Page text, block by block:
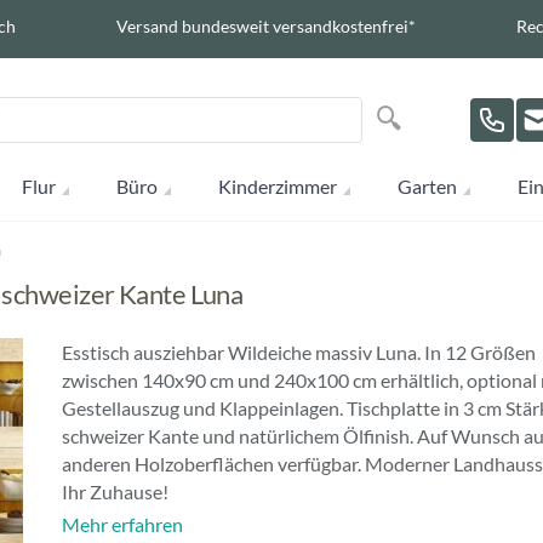
Versand bundesweit versandkostenfrei*
Suche
Suche
Flur Büro Kinderzimmer Garten
Kante Luna
Esstisch ausziehbar Wildeiche massiv Luna. In 12 Größen
zwischen 140x90 cm und 240x100 cm erhältlich, optional
Gestellauszug und Klappeinlagen. Tischplatte in 3 cm
schweizer Kante und natürlichem Ölfinish. Auf Wunsch
anderen Holzoberflächen verfügbar. Moderner
Ihr Zuhause!
Mehr erfahren